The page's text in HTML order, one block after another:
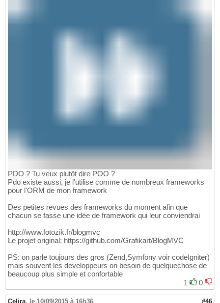
PDO ? Tu veux plutôt dire POO ?
Pdo existe aussi, je l'utilise comme de nombreux frameworks
pour l'ORM de mon framework
Des petites revues des frameworks du moment afin que
chacun se fasse une idée de framework qui leur conviendrai
http://www.fotozik.fr/blogmvc
Le projet original: https://github.com/Grafikart/BlogMVC
PS: on parle toujours des gros (Zend,Symfony voir codeIgniter)
mais souvent les developpeurs on besoin de quelquechose de
beaucoup plus simple et confortable
1
0
Celira, le 10/09/2015 à 16h36 #46